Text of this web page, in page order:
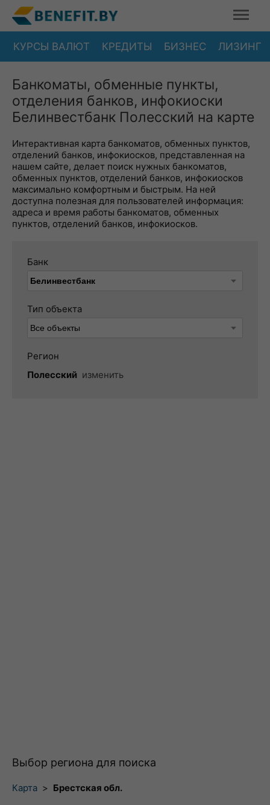
КУРСЫ ВАЛЮТ КРЕДИТЫ БИЗНЕС ЛИЗИНГ
Банкоматы, обменные пункты,
отделения банков, инфокиоски
Белинвестбанк Полесский на карте
Интерактивная карта банкоматов, обменных пунктов,
отделений банков, инфокиосков, представленная на
нашем сайте, делает поиск нужных банкоматов,
обменных пунктов, отделений банков, инфокиосков
максимально комфортным и быстрым. На ней
доступна полезная для пользователей информация:
адреса и время работы банкоматов, обменных
пунктов, отделений банков, инфокиосков.
Банк
Тип объекта
Регион
Полесский изменить
Выбор региона для поиска
Карта > Брестская обл.